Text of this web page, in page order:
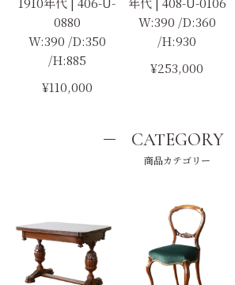
0880
W:390 /D:350
/H:885
¥110,000
W:390 /D:360
/H:930
¥253,000
CATEGORY
商品カテゴリー